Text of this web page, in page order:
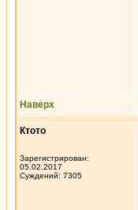
Наверх
Ктото
Зарегистрирован:
05.02.2017
Суждений: 7305